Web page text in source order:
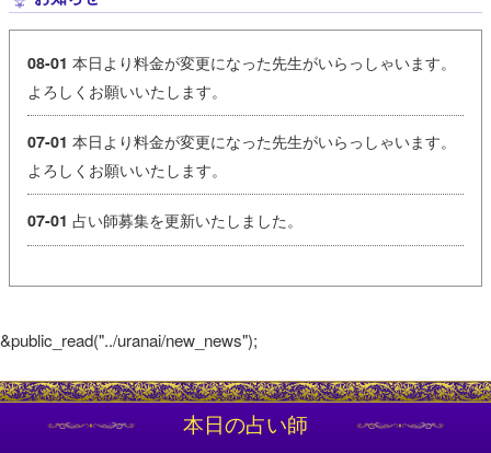
08-01 本日より料金が変更になった先生がいらっしゃいます。
よろしくお願いいたします。
07-01 本日より料金が変更になった先生がいらっしゃいます。
よろしくお願いいたします。
07-01 占い師募集を更新いたしました。
&public_read("../uranai/new_news");
本日の占い師